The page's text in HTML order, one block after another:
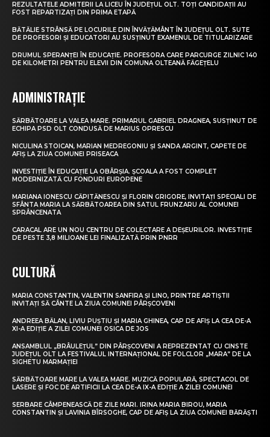
REZULTATELE ADMITERII LA LICEU ÎN JUDEȚUL OLT. TOȚI CANDIDAȚII AU
FOST REPARTIZAȚI DIN PRIMA ETAPĂ
BĂTĂLIE STRÂNSĂ PE LOCURILE DIN ÎNVĂȚĂMÂNT ÎN JUDEȚUL OLT. SUTE
DE PROFESORI ȘI EDUCATORI AU SUSȚINUT EXAMENUL DE TITULARIZARE
DRUMUL SPERANȚEI ÎN EDUCAȚIE. PROFESORA CARE PARCURGE ZILNIC 140
DE KILOMETRI PENTRU ELEVII DIN COMUNA OLTEANĂ FĂGEȚELU
ADMINISTRAȚIE
SĂRBĂTOARE LA VALEA MARE. PRIMARUL GABRIEL DRAGNEA, SUSȚINUT DE
ECHIPA PSD OLT CONDUSĂ DE MARIUS OPRESCU
NICULINA STOICAN, MARIAN MEDREGONIU ȘI SANDA ARGINT, CAPETE DE
AFIȘ LA ZIUA COMUNEI PRISEACA
INVESTIȚIE ÎN EDUCAȚIE LA OBÂRȘIA. ȘCOALA A FOST COMPLET
MODERNIZATĂ CU FONDURI EUROPENE
MARIANA IONESCU CĂPITĂNESCU ȘI FLORIN GRIGORE, INVITAȚI SPECIALI DE
SFÂNTA MARIA LA SĂRBĂTOAREA DIN SATUL FRUNZARU AL COMUNEI
SPRÂNCENATA
CARACAL ARE UN NOU CENTRU DE COLECTARE A DEȘEURILOR. INVESTIȚIE
DE PESTE 3,8 MILIOANE LEI FINALIZATĂ PRIN PNRR
CULTURĂ
MARIA CONSTANTIN, VALENTIN SANFIRA ȘI LINO, PRINTRE ARTIȘTII
INVITAȚI SĂ CÂNTE LA ZIUA COMUNEI PÂRȘCOVENI
ANDREEA BĂLAN, LIVIU PUȘTIU ȘI MARIA GHINEA, CAP DE AFIȘ LA CEA DE-A
XI-A EDIȚIE A ZILEI COMUNEI OSICA DE JOS
ANSAMBLUL „BRÂULEȚUL” DIN PÂRȘCOVENI A REPREZENTAT CU CINSTE
JUDEȚUL OLT LA FESTIVALUL INTERNAȚIONAL DE FOLCLOR „MARA” DE LA
SIGHETU MARMAȚIEI
SĂRBĂTOARE MARE LA VALEA MARE. MUZICĂ POPULARĂ, SPECTACOL DE
LASERE ȘI FOC DE ARTIFICII LA CEA DE-A IX-A EDIȚIE A ZILEI COMUNEI
SERBARE CÂMPENEASCĂ DE ZILE MARI. IRINA MARIA BIROU, MARIA
CONSTANTIN ȘI LAVINIA BÎRSOGHE, CAP DE AFIȘ LA ZIUA COMUNEI BĂRĂȘTI